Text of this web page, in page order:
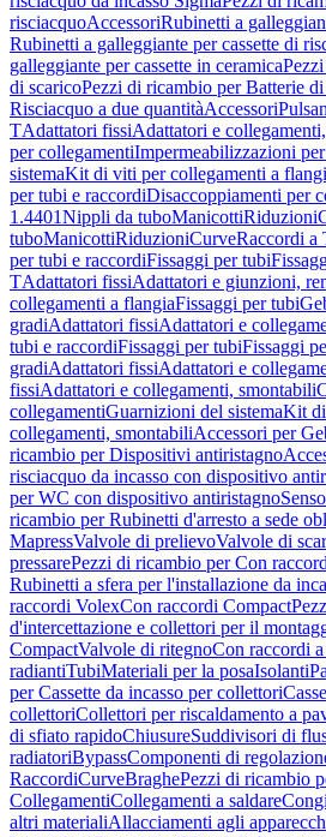
risciacquoAccessoriRubinetti a
Rubinetti a galleggiante per cassette di
galleggiante per cassette in ceramica
di scaricoPezzi di ricambio per Batterie
Risciacquo a due quantitàAccessori
TAdattatori fissiAdattatori e
per collegamentiImpermeabilizzazioni
sistemaKit di viti per collegamenti a
per tubi e raccordiDisaccoppiamenti per
1.4401Nippli da tuboManicottiRiduzioni
tuboManicottiRiduzioniCurveRaccordi a
per tubi e raccordiFissaggi per tubi
TAdattatori fissiAdattatori e giunzioni,
collegamenti a flangiaFissaggi per tubi
gradiAdattatori fissiAdattatori e
tubi e raccordiFissaggi per tubiFissaggi
gradiAdattatori fissiAdattatori e
fissiAdattatori e collegamenti, smontabili
collegamentiGuarnizioni del sistemaKit di
collegamenti, smontabiliAccessori per
ricambio per Dispositivi antiristagno
risciacquo da incasso con dispositivo
per WC con dispositivo antiristagno
ricambio per Rubinetti d'arresto a sede
MapressValvole di prelievoValvole di
pressarePezzi di ricambio per Con
Rubinetti a sfera per l'installazione da
raccordi VolexCon raccordi Compact
d'intercettazione e collettori per il
CompactValvole di ritegnoCon raccordi a
radiantiTubiMateriali per la posaIsolanti
per Cassette da incasso per collettori
collettoriCollettori per riscaldamento a
di sfiato rapidoChiusureSuddivisori di
radiatoriBypassComponenti di
RaccordiCurveBraghePezzi di ricambio
CollegamentiCollegamenti a saldare
altri materialiAllacciamenti agli